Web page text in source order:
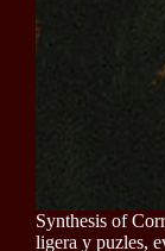
Synthesis of
ligera y puzles,